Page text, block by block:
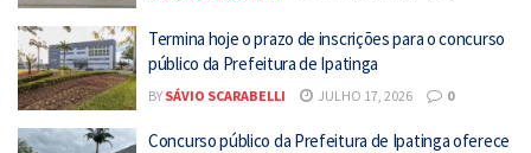
Termina hoje o prazo de inscrições para o concurso
público da Prefeitura de Ipatinga
BY SÁVIO SCARABELLI JULHO 17, 2026 0
Concurso público da Prefeitura de Ipatinga oferece